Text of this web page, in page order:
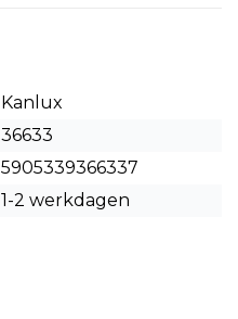
Kanlux
36633
5905339366337
1-2 werkdagen